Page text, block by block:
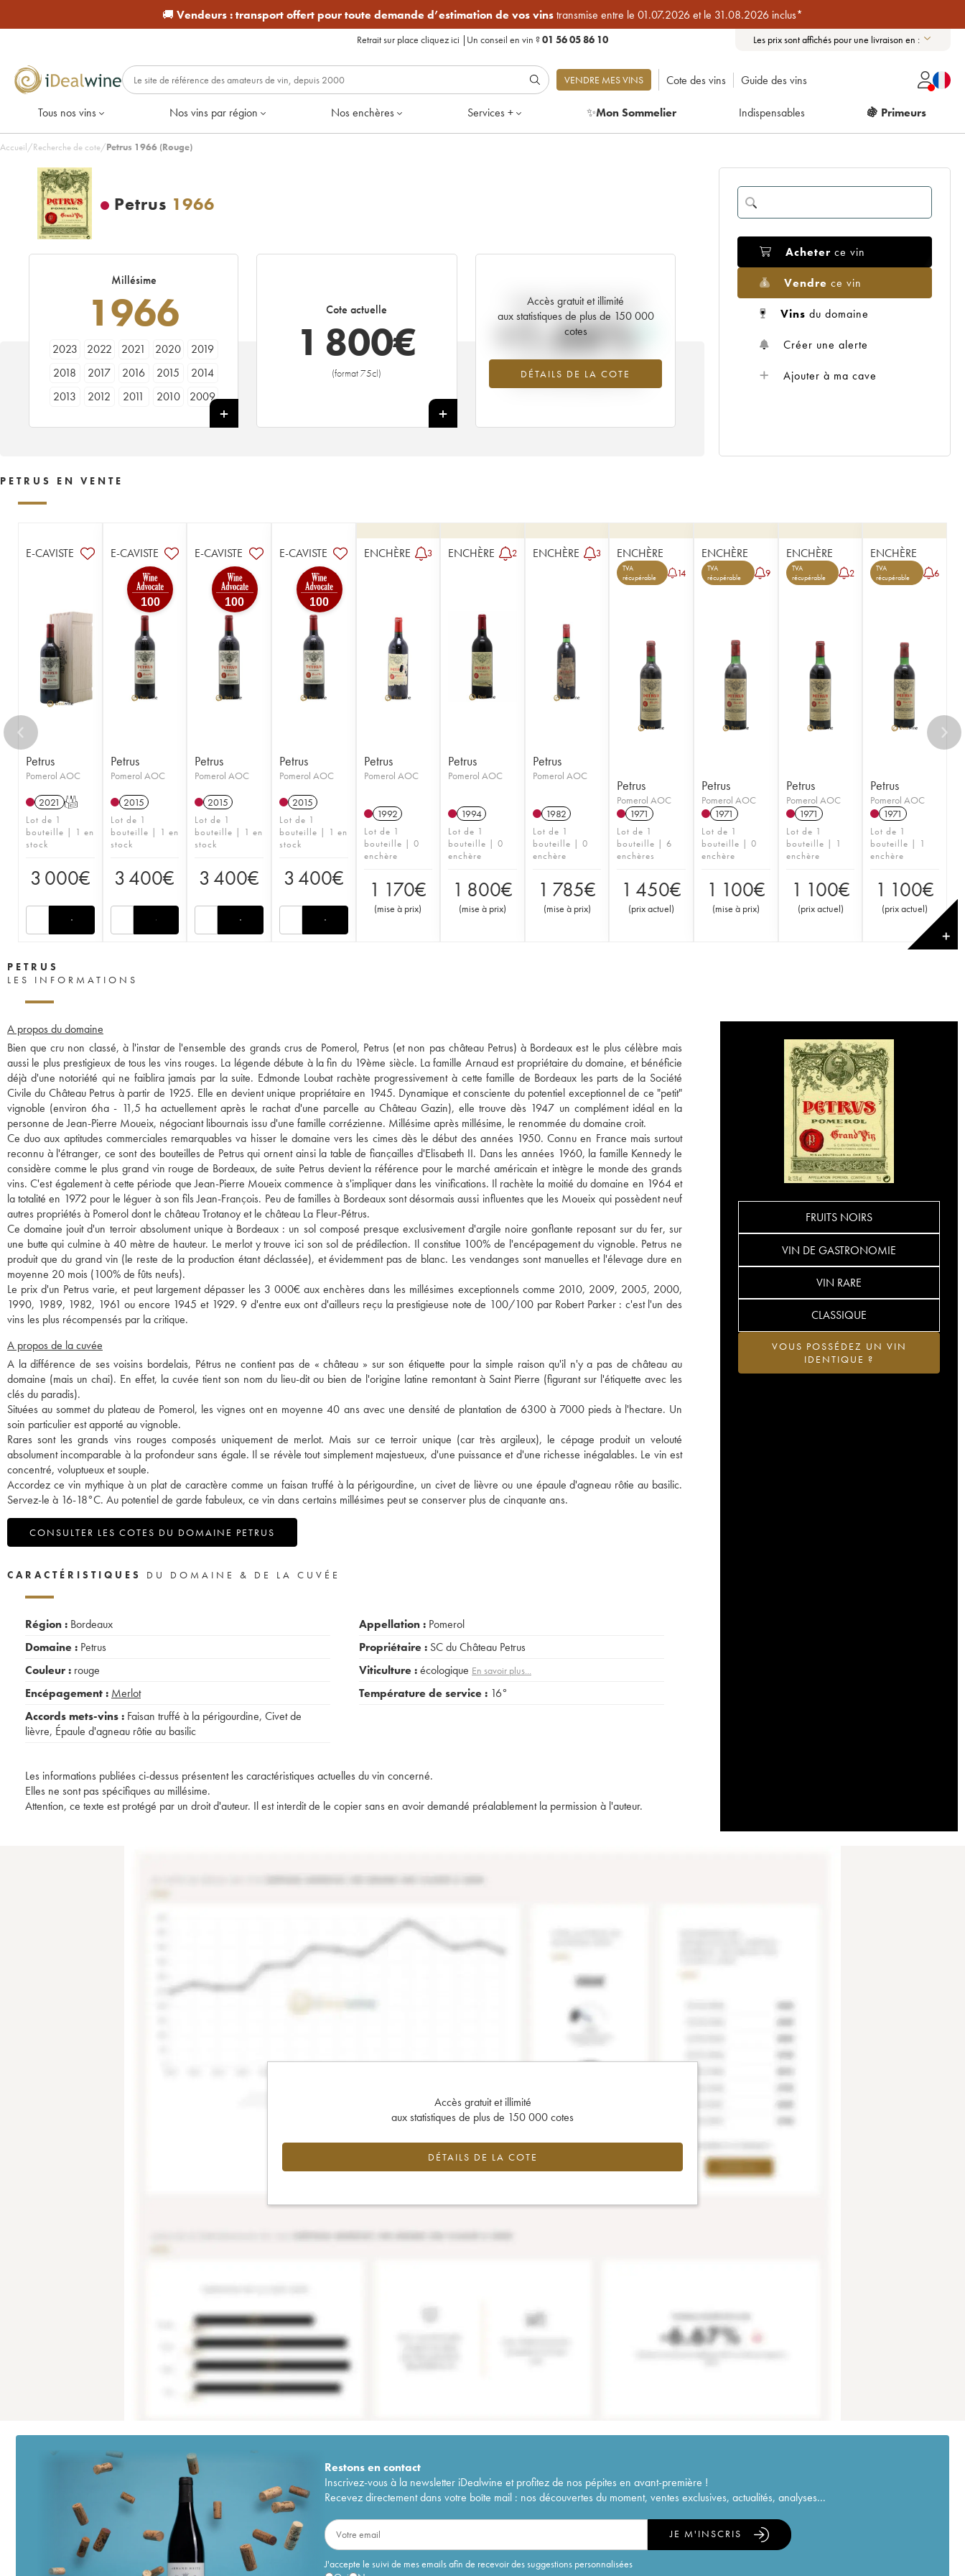
🚚 Vendeurs :transport offert pour toute demande d’estimation de vos vinstransmise entre le 01.07.2026 et le 31.08.2026 inclus*
Retrait sur place cliquez ici | Un conseil en vin ?01 56 05 86 10 Les prix sont affichés pour une livraison en :
VENDRE MES VINS Cote des vins Guide des vins
Tous nos vins Nos vins par région Nos enchères Services + ✨Mon Sommelier Indispensables 🍇 Primeurs
Accueil/Recherche de cote/Petrus 1966 (Rouge)
Petrus 1966
Millésime
1966
2023 2022 2021 2020
2019
2018
2017 2016 2015
2014
2013
2012 2011 2010
2009
1976 1974
1970 1969
1968
1967
1966 1964 1963
1961
1959
1955
1953
1950
1948
1945
1944 1943
Cote actuelle
1 800€
(format 75cl)
+
Accès gratuit et illimité
aux statistiques de plus de 150 000
cotes
DÉTAILS DE LA COTE
Tendance actuelle de la cote
+1.66%
Tendance à la hausse du millésime
1966 en 2026 par rapport à 2025
Acheter ce vin
Vendre ce vin
Vins du domaine
Créer une alerte
Ajouter à ma cave
PETRUS EN VENTE
E-CAVISTE
Petrus
Pomerol AOC
2021 T
Lot de 1
bouteille | 1 en
stock
3 000€
E-CAVISTE
100
Petrus
Pomerol AOC
2015
Lot de 1
bouteille | 1 en
stock
3 400€
E-CAVISTE
100
Petrus
Pomerol AOC
2015
Lot de 1
bouteille | 1 en
stock
3 400€
E-CAVISTE
100
Petrus
Pomerol AOC
2015
Lot de 1
bouteille | 1 en
stock
3 400€
ENCHÈRE 3
Petrus
Pomerol AOC
1992
Lot de 1
bouteille | 0
enchère
1 170€
(mise à prix)
ENCHÈRE 2
Petrus
Pomerol AOC
1994
Lot de 1
bouteille | 0
enchère
1 800€
(mise à prix)
ENCHÈRE 3
Petrus
Pomerol AOC
1982
Lot de 1
bouteille | 0
enchère
1 785€
(mise à prix)
ENCHÈRE
TVA
récupérable
14
Petrus
Pomerol AOC
1971
Lot de 1
bouteille | 6
enchères
1 450€
(prix actuel)
ENCHÈRE
TVA
récupérable
9
Petrus
Pomerol AOC
1971
Lot de 1
bouteille | 0
enchère
1 100€
(mise à prix)
ENCHÈRE
TVA
récupérable
2
Petrus
Pomerol AOC
1971
Lot de 1
bouteille | 1
enchère
1 100€
(prix actuel)
ENCHÈRE
TVA
récupérable
6
Petrus
Pomerol AOC
1971
Lot de 1
bouteille | 1
enchère
1 100€
(prix actuel)
✕
PETRUS
LES INFORMATIONS
A propos du domaine
Bien que cru non classé, à l'instar de l'ensemble des grands crus de Pomerol, Petrus (et non pas château Petrus) à Bordeaux est le plus célèbre mais
aussi le plus prestigieux de tous les vins rouges. La légende débute à la fin du 19ème siècle. La famille Arnaud est propriétaire du domaine, et bénéficie
déjà d'une notoriété qui ne faiblira jamais par la suite. Edmonde Loubat rachète progressivement à cette famille de Bordeaux les parts de la Société
Civile du Château Petrus à partir de 1925. Elle en devient unique propriétaire en 1945. Dynamique et consciente du potentiel exceptionnel de ce "petit"
vignoble (environ 6ha - 11,5 ha actuellement après le rachat d'une parcelle au Château Gazin), elle trouve dès 1947 un complément idéal en la
personne de Jean-Pierre Moueix, négociant libournais issu d'une famille corrézienne. Millésime après millésime, le renommée du domaine croit.
Ce duo aux aptitudes commerciales remarquables va hisser le domaine vers les cimes dès le début des années 1950. Connu en France mais surtout
reconnu à l'étranger, ce sont des bouteilles de Petrus qui ornent ainsi la table de fiançailles d'Elisabeth II. Dans les années 1960, la famille Kennedy le
considère comme le plus grand vin rouge de Bordeaux, de suite Petrus devient la référence pour le marché américain et intègre le monde des grands
vins. C'est également à cette période que Jean-Pierre Moueix commence à s'impliquer dans les vinifications. Il rachète la moitié du domaine en 1964 et
la totalité en 1972 pour le léguer à son fils Jean-François. Peu de familles à Bordeaux sont désormais aussi influentes que les Moueix qui possèdent neuf
autres propriétés à Pomerol dont le château Trotanoy et le château La Fleur-Pétrus.
Ce domaine jouit d'un terroir absolument unique à Bordeaux : un sol composé presque exclusivement d'argile noire gonflante reposant sur du fer, sur
une butte qui culmine à 40 mètre de hauteur. Le merlot y trouve ici son sol de prédilection. Il constitue 100% de l'encépagement du vignoble. Petrus ne
produit que du grand vin (le reste de la production étant déclassée), et évidemment pas de blanc. Les vendanges sont manuelles et l'élevage dure en
moyenne 20 mois (100% de fûts neufs).
Le prix d'un Petrus varie, et peut largement dépasser les 3 000€ aux enchères dans les millésimes exceptionnels comme 2010, 2009, 2005, 2000,
1990, 1989, 1982, 1961 ou encore 1945 et 1929. 9 d'entre eux ont d'ailleurs reçu la prestigieuse note de 100/100 par Robert Parker : c'est l'un des
vins les plus récompensés par la critique.
A propos de la cuvée
A la différence de ses voisins bordelais, Pétrus ne contient pas de « château » sur son étiquette pour la simple raison qu'il n'y a pas de château au
domaine (mais un chai). En effet, la cuvée tient son nom du lieu-dit ou bien de l'origine latine remontant à Saint Pierre (figurant sur l'étiquette avec les
clés du paradis).
Situées au sommet du plateau de Pomerol, les vignes ont en moyenne 40 ans avec une densité de plantation de 6300 à 7000 pieds à l'hectare. Un
soin particulier est apporté au vignoble.
Rares sont les grands vins rouges composés uniquement de merlot. Mais sur ce terroir unique (car très argileux), le cépage produit un velouté
absolument incomparable à la profondeur sans égale. Il se révèle tout simplement majestueux, d'une puissance et d'une richesse inégalables. Le vin est
concentré, voluptueux et souple.
Accordez ce vin mythique à un plat de caractère comme un faisan truffé à la périgourdine, un civet de lièvre ou une épaule d'agneau rôtie au basilic.
Servez-le à 16-18°C. Au potentiel de garde fabuleux, ce vin dans certains millésimes peut se conserver plus de cinquante ans.
CONSULTER LES COTES DU DOMAINE PETRUS
FRUITS NOIRS
VIN DE GASTRONOMIE
VIN RARE
CLASSIQUE
VOUS POSSÉDEZ UN VIN
IDENTIQUE ?
CARACTÉRISTIQUES DU DOMAINE & DE LA CUVÉE
Région : Bordeaux
Domaine : Petrus
Couleur : rouge
Encépagement : Merlot
Accords mets-vins : Faisan truffé à la périgourdine, Civet de
lièvre, Épaule d'agneau rôtie au basilic
Appellation : Pomerol
Propriétaire : SC du Château Petrus
Viticulture :écologique En savoir plus...
Température de service : 16°
Les informations publiées ci-dessus présentent les caractéristiques actuelles du vin concerné.
Elles ne sont pas spécifiques au millésime.
Attention, ce texte est protégé par un droit d'auteur. Il est interdit de le copier sans en avoir demandé préalablement la permission à l'auteur.
Accès gratuit et illimité
aux statistiques de plus de 150 000 cotes
DÉTAILS DE LA COTE
Restons encontact
Inscrivez-vous à la newsletter iDealwine et profitez de nos pépites en avant-première !
Recevez directement dans votre boîte mail : nos découvertes du moment, ventes exclusives, actualités, analyses...
J'accepte le suivi de mes emails afin de recevoir des suggestions personnalisées
JE M'INSCRIS